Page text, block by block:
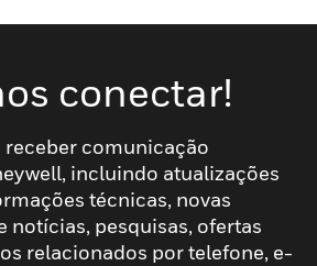
conectar!
receber comunicação
incluindo atualizações
técnicas, novas
notícias, pesquisas, ofertas
relacionados por telefone, e-